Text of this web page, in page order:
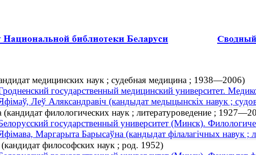
медицинских наук ; судебная медицина ; 1938—2006)
государственный медицинский университет.
Леў Аляксандравіч (кандыдат медыцынскіх навук ;
филологических наук ; литературоведение ;
государственный университет (Минск).
Маргарыта Барысаўна (кандыдат філалагічных навук ;
философских наук ; род. 1952)